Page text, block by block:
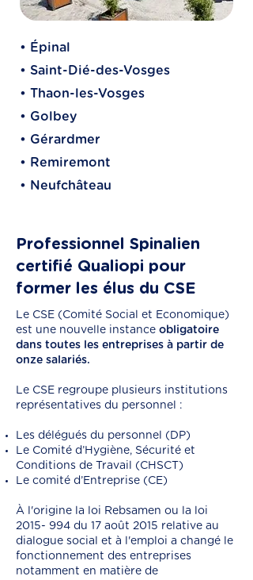
• Épinal
• Saint-Dié-des-Vosges
• Thaon-les-Vosges
• Golbey
• Gérardmer
• Remiremont
• Neufchâteau
Professionnel Spinalien
certifié Qualiopi pour
former les élus du CSE
Le CSE (Comité Social et Economique)
est une nouvelle instance obligatoire
dans toutes les entreprises à partir de
onze salariés.
Le CSE regroupe plusieurs institutions
représentatives du personnel :
Les délégués du personnel (DP)
Le Comité d’Hygiène, Sécurité et
Conditions de Travail (CHSCT)
Le comité d’Entreprise (CE)
À l'origine la loi Rebsamen ou la loi
2015- 994 du 17 août 2015 relative au
dialogue social et à l'emploi a changé le
fonctionnement des entreprises
notamment en matière de